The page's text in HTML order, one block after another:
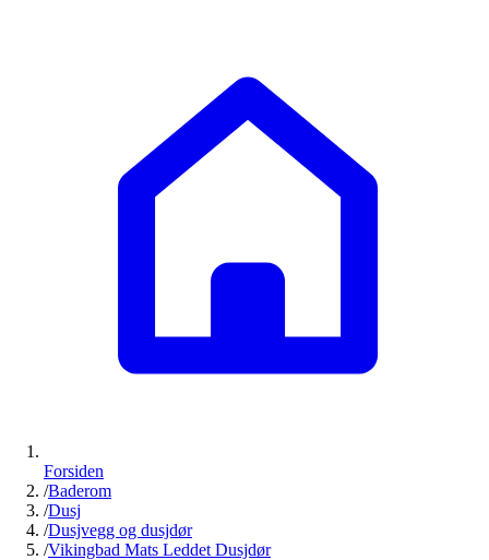
Forsiden
/Baderom
/Dusj
/Dusjvegg og dusjdør
/Vikingbad Mats Leddet Dusjdør